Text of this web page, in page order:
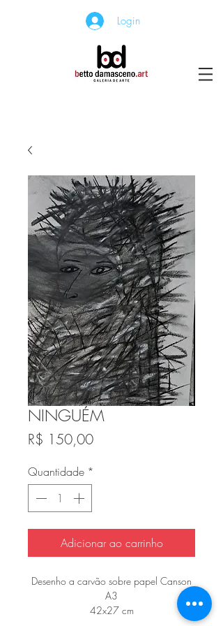
Login
NINGUÉM
R$ 150,00Preço
Quantidade *
Adicionar ao carrinho
Desenho a carvão sobre papel Canson
A3
42x27 cm